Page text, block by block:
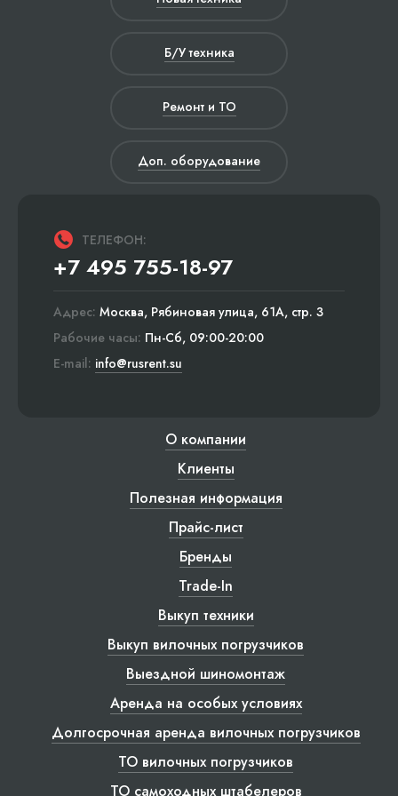
Б/У техника
Ремонт и ТО
Доп. оборудование
ТЕЛЕФОН:
+7 495 755-18-97
Адрес: Москва, Рябиновая улица, 61А, стр. 3
Рабочие часы: Пн-Сб, 09:00-20:00
E-mail: info@rusrent.su
О компании
Клиенты
Полезная информация
Прайс-лист
Бренды
Trade-In
Выкуп техники
Выкуп вилочных погрузчиков
Выездной шиномонтаж
Аренда на особых условиях
Долгосрочная аренда вилочных погрузчиков
ТО вилочных погрузчиков
ТО самоходных штабелеров